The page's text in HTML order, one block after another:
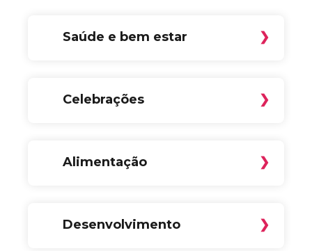
Saúde e bem estar
Celebrações
Alimentação
Desenvolvimento